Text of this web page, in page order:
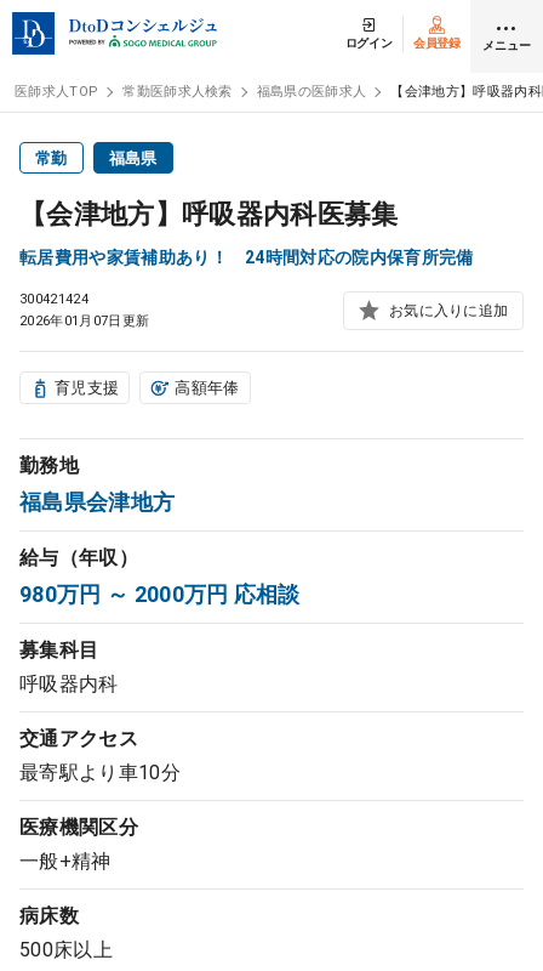
ログイン 会員登録 メニュー
医師求人
常勤検索
非常勤検索 アルバイト
スポット検索 アルバイト
DtoDの転職・アルバイト支援
成功事例
転職ノウハウ
受付時間 9:00 ～ 18:00（平日）
クリニック開業
医師求人TOP 常勤医師求人検索 福島県の医師求人 【会津地方】呼吸器内
常勤 福島県
【会津地方】呼吸器内科医募集
転居費用や家賃補助あり！ 24時間対応の院内保育所完備
300421424
2026年01月07日更新
お気に入りに追加
育児支援 高額年俸
勤務地
福島県会津地方
給与（年収）
980万円 ～ 2000万円 応相談
募集科目
呼吸器内科
交通アクセス
最寄駅より車10分
医療機関区分
一般+精神
病床数
500床以上